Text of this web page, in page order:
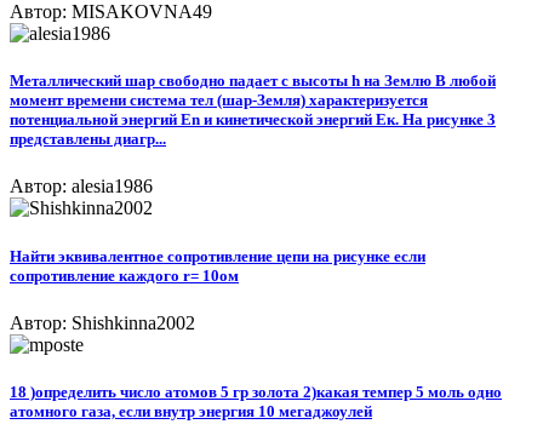
Автор: MISAKOVNA49
Металлический шар свободно падает с высоты h на Землю В любой
момент времени система тел (шар-Земля) характеризуется
потенциальной энергий Еn и кинетической энергий Ек. На рисунке 3
представлены диагр...
Автор: alesia1986
Найти эквивалентное сопротивление цепи на рисунке если
сопротивление каждого r= 10ом
Автор: Shishkinna2002
18 )определить число атомов 5 гр золота 2)какая темпер 5 моль одно
атомного газа, если внутр энергия 10 мегаджоулей